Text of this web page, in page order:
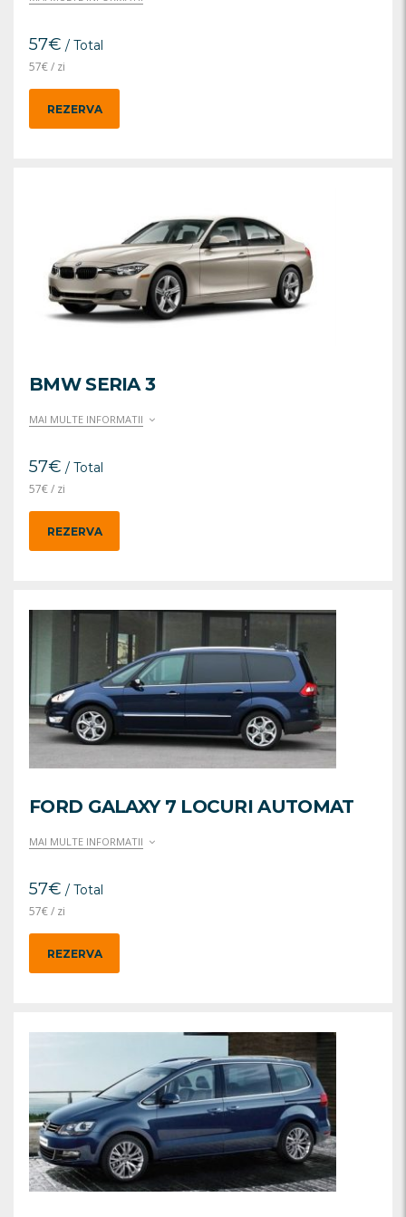
57€ / Total
57€/ zi
REZERVA
BMW SERIA 3
MAI MULTE INFORMATII
57€ / Total
57€/ zi
REZERVA
FORD GALAXY 7 LOCURI AUTOMAT
MAI MULTE INFORMATII
57€ / Total
57€/ zi
REZERVA